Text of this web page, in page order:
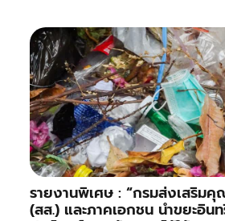
รายงานพิเศษ : “กรมส่งเสริม
(สส.) และภาคเอกชน นำขยะอิน